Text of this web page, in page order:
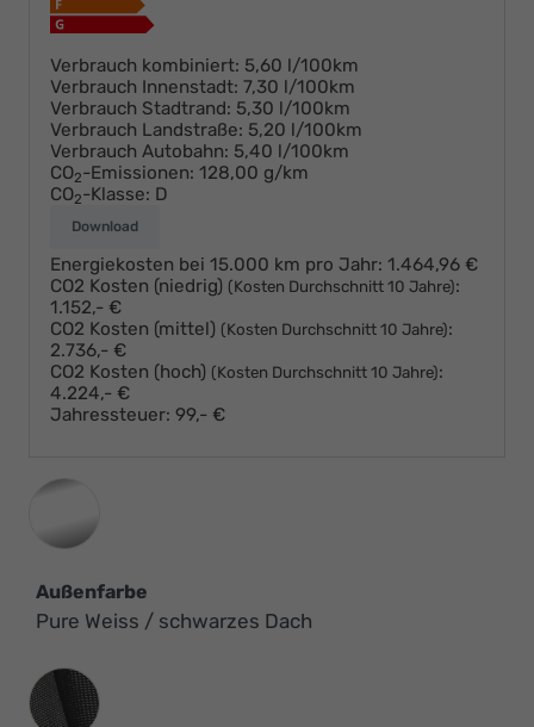
Verbrauch kombiniert: 5,60 l/100km
Verbrauch Innenstadt: 7,30 l/100km
Verbrauch Stadtrand: 5,30 l/100km
Verbrauch Landstraße: 5,20 l/100km
Verbrauch Autobahn: 5,40 l/100km
CO2-Emissionen: 128,00 g/km
CO2-Klasse: D
Download
Energiekosten bei 15.000 km pro Jahr: 1.464,96 €
CO2 Kosten (niedrig) (Kosten Durchschnitt 10 Jahre):
1.152,- €
CO2 Kosten (mittel) (Kosten Durchschnitt 10 Jahre):
2.736,- €
CO2 Kosten (hoch) (Kosten Durchschnitt 10 Jahre):
4.224,- €
Jahressteuer: 99,- €
Außenfarbe
Pure Weiss / schwarzes Dach
Innenausstattung